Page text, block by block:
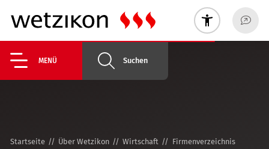
MENÜ Suchen
Startseite Über Wetzikon Wirtschaft Firmenverzeichnis